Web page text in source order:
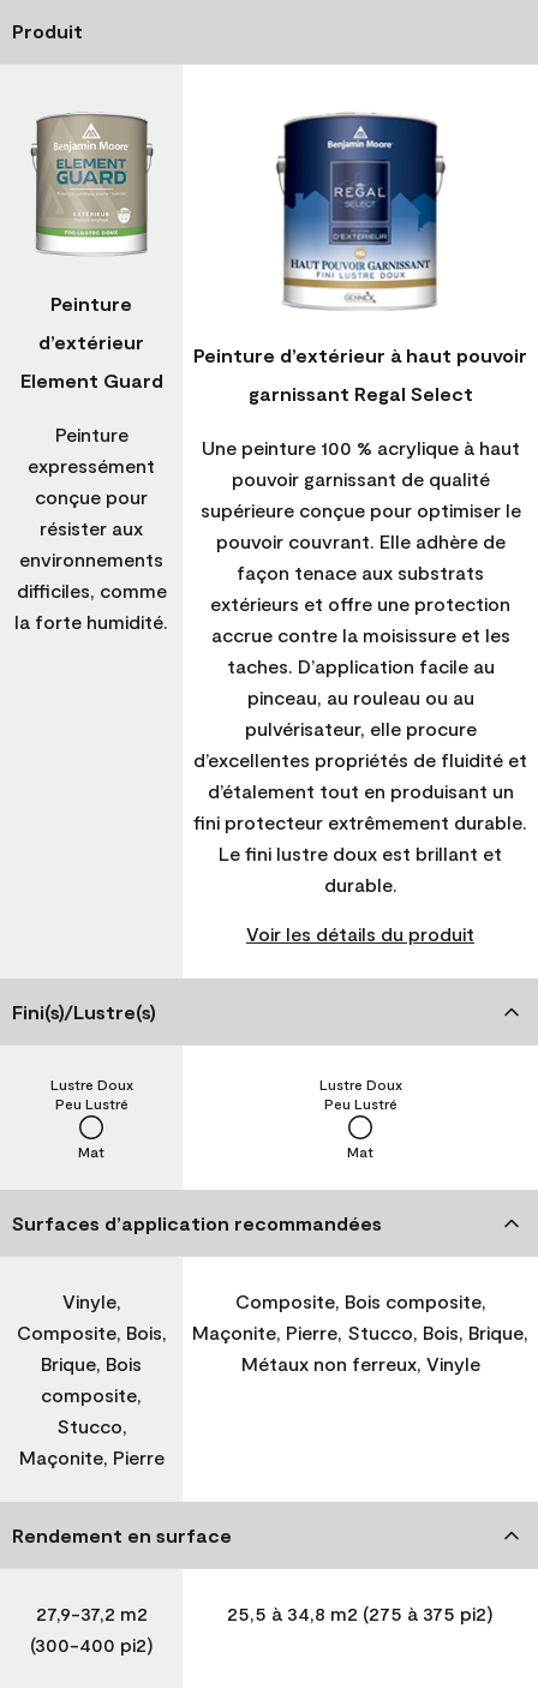
Produit
Peinture
d’extérieur
Element Guard
Peinture
expressément
conçue pour
résister aux
environnements
difficiles, comme
la forte humidité.
Peinture d’extérieur à haut pouvoir
garnissant Regal Select
Une peinture 100 % acrylique à haut
pouvoir garnissant de qualité
supérieure conçue pour optimiser le
pouvoir couvrant. Elle adhère de
façon tenace aux substrats
extérieurs et offre une protection
accrue contre la moisissure et les
taches. D’application facile au
pinceau, au rouleau ou au
pulvérisateur, elle procure
d’excellentes propriétés de fluidité et
d’étalement tout en produisant un
fini protecteur extrêmement durable.
Le fini lustre doux est brillant et
durable.
Voir les détails du produit
Fini(s)/Lustre(s)
Mat
Peu Lustré
Lustre Doux
Mat
Peu Lustré
Lustre Doux
Surfaces d’application recommandées
Vinyle,
Composite, Bois,
Brique, Bois
composite,
Stucco,
Maçonite, Pierre
Composite, Bois composite,
Maçonite, Pierre, Stucco, Bois, Brique,
Métaux non ferreux, Vinyle
Rendement en surface
27,9-37,2 m2
(300-400 pi2)
25,5 à 34,8 m2 (275 à 375 pi2)